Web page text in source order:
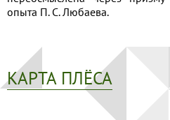
опыта П. С. Любаева.
КАРТА ПЛЁСА